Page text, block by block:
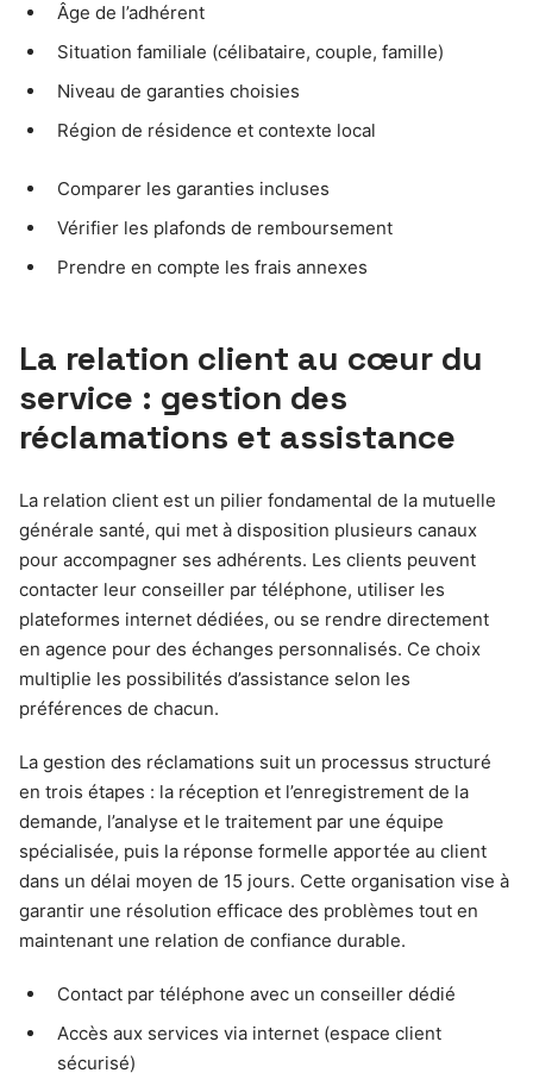
Âge de l’adhérent
Situation familiale (célibataire, couple, famille)
Niveau de garanties choisies
Région de résidence et contexte local
Comparer les garanties incluses
Vérifier les plafonds de remboursement
Prendre en compte les frais annexes
La relation client au cœur du
service : gestion des
réclamations et assistance
La relation client est un pilier fondamental de la mutuelle
générale santé, qui met à disposition plusieurs canaux
pour accompagner ses adhérents. Les clients peuvent
contacter leur conseiller par téléphone, utiliser les
plateformes internet dédiées, ou se rendre directement
en agence pour des échanges personnalisés. Ce choix
multiplie les possibilités d’assistance selon les
préférences de chacun.
La gestion des réclamations suit un processus structuré
en trois étapes : la réception et l’enregistrement de la
demande, l’analyse et le traitement par une équipe
spécialisée, puis la réponse formelle apportée au client
dans un délai moyen de 15 jours. Cette organisation vise à
garantir une résolution efficace des problèmes tout en
maintenant une relation de confiance durable.
Contact par téléphone avec un conseiller dédié
Accès aux services via internet (espace client
sécurisé)